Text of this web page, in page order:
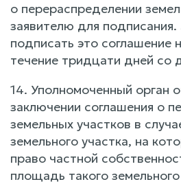
о перераспределении
заявителю для подписания.
подписать это соглашение
течение тридцати дней со
14. Уполномоченный орган
заключении соглашения о
земельных участков в
земельного участка, на
право частной
площадь такого земельного